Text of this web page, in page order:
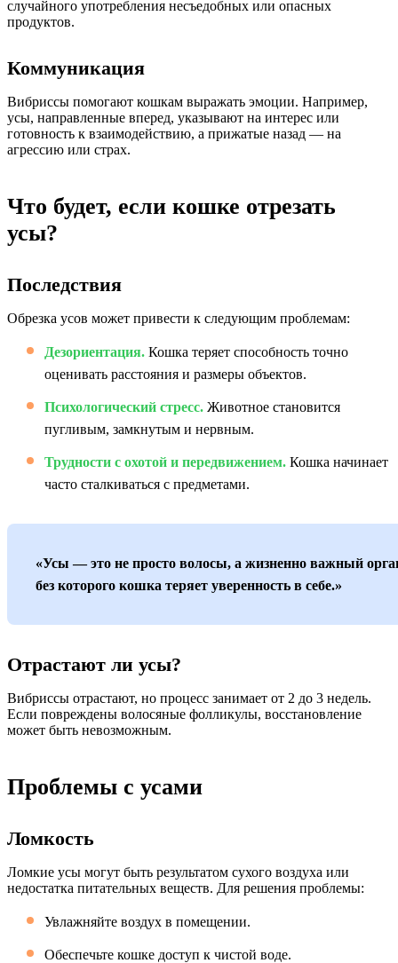
случайного употребления несъедобных или опасных
продуктов.
Коммуникация
Вибриссы помогают кошкам выражать эмоции. Например,
усы, направленные вперед, указывают на интерес или
готовность к взаимодействию, а прижатые назад — на
агрессию или страх.
Что будет, если кошке отрезать
усы?
Последствия
Обрезка усов может привести к следующим проблемам:
Дезориентация. Кошка теряет способность точно
оценивать расстояния и размеры объектов.
Психологический стресс. Животное становится
пугливым, замкнутым и нервным.
Трудности с охотой и передвижением. Кошка начинает
часто сталкиваться с предметами.
«Усы — это не просто волосы, а жизненно важный
без которого кошка теряет уверенность в себе.»
Отрастают ли усы?
Вибриссы отрастают, но процесс занимает от 2 до 3 недель.
Если повреждены волосяные фолликулы, восстановление
может быть невозможным.
Проблемы с усами
Ломкость
Ломкие усы могут быть результатом сухого воздуха или
недостатка питательных веществ. Для решения проблемы:
Увлажняйте воздух в помещении.
Обеспечьте кошке доступ к чистой воде.